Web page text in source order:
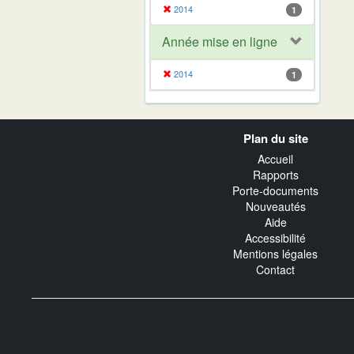
2014 1
Année mise en ligne
2014 1
Plan du site
Accueil
Rapports
Porte-documents
Nouveautés
Aide
Accessibilité
Mentions légales
Contact